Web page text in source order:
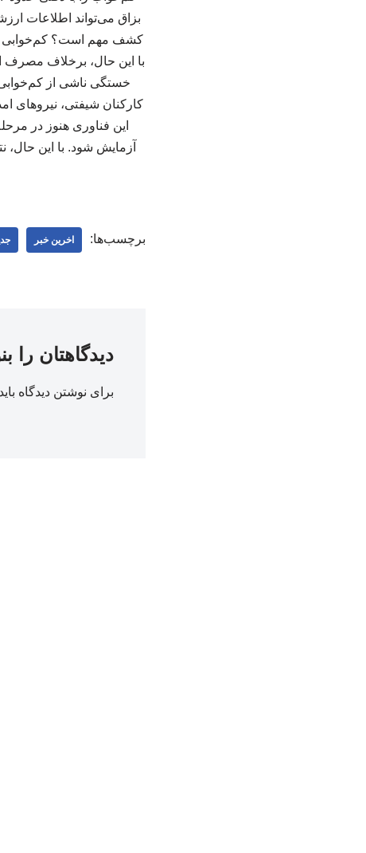
بزاق می‌تواند اطلاعات
کشف مهم است؟ کم‌خوابی
با این حال، برخلاف مصرف
خستگی ناشی از کم‌خوابی
کارکنان شیفتی، نیروهای
این فناوری هنوز در
آزمایش شود. با این
برچسب‌ها: اخرین خبر
دیدگاهتان را
برای نوشتن دیدگاه باید